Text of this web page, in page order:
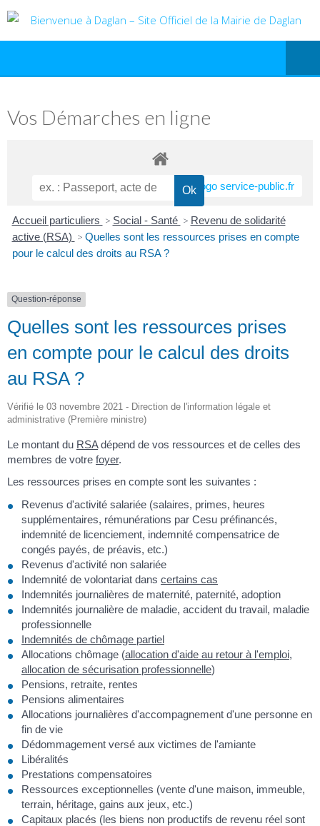
Vos Démarches en ligne
Accueil particuliers > Social - Santé > Revenu de solidarité
active (RSA) > Quelles sont les ressources prises en compte
pour le calcul des droits au RSA ?
Question-réponse
Quelles sont les ressources prises
en compte pour le calcul des droits
au RSA ?
Vérifié le 03 novembre 2021 - Direction de l'information légale et
administrative (Première ministre)
Le montant du RSAdépend de vos ressources et de celles des
membres de votre foyer.
Les ressources prises en compte sont les suivantes :
Revenus d'activité salariée (salaires, primes, heures
supplémentaires, rémunérations par Cesu préfinancés,
indemnité de licenciement, indemnité compensatrice de
congés payés, de préavis, etc.)
Revenus d'activité non salariée
Indemnité de volontariat dans certains cas
Indemnités journalières de maternité, paternité, adoption
Indemnités journalière de maladie, accident du travail, maladie
professionnelle
Indemnités de chômage partiel
Allocations chômage (allocation d'aide au retour à l'emploi,
allocation de sécurisation professionnelle)
Pensions, retraite, rentes
Pensions alimentaires
Allocations journalières d'accompagnement d'une personne en
fin de vie
Dédommagement versé aux victimes de l'amiante
Libéralités
Prestations compensatoires
Ressources exceptionnelles (vente d'une maison, immeuble,
terrain, héritage, gains aux jeux, etc.)
Capitaux placés (les biens non productifs de revenu réel sont